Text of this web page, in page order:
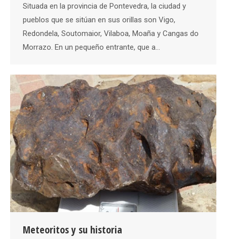
Situada en la provincia de Pontevedra, la ciudad y
pueblos que se sitúan en sus orillas son Vigo,
Redondela, Soutomaior, Vilaboa, Moaña y Cangas do
Morrazo. En un pequeño entrante, que a…
Meteoritos y su historia